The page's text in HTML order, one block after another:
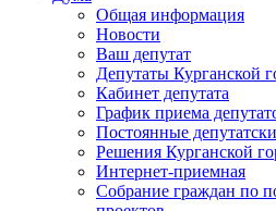
Общая информация
Новости
Ваш депутат
Депутаты Курганской
Кабинет депутата
График приема
Постоянные
Решения Курганской
Интернет-приемная
Собрание граждан по